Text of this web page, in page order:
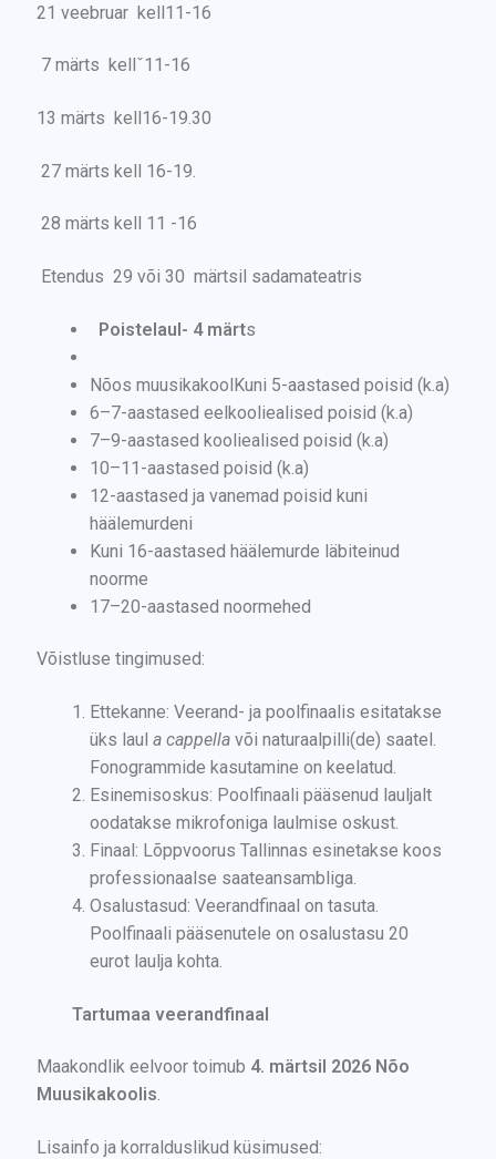
21 veebruar kell11-16
7 märts kellˇ11-16
13 märts kell16-19.30
27 märts kell 16-19.
28 märts kell 11 -16
Etendus 29 või 30 märtsil sadamateatris
Poistelaul- 4 märts
Nõos muusikakoolKuni 5-aastased poisid (k.a)
6–7-aastased eelkooliealised poisid (k.a)
7–9-aastased kooliealised poisid (k.a)
10–11-aastased poisid (k.a)
12-aastased ja vanemad poisid kuni
häälemurdeni
Kuni 16-aastased häälemurde läbiteinud
noorme
17–20-aastased noormehed
Võistluse tingimused:
Ettekanne: Veerand- ja poolfinaalis esitatakse
üks laul a cappellavõi naturaalpilli(de) saatel.
Fonogrammide kasutamine on keelatud.
Esinemisoskus: Poolfinaali pääsenud lauljalt
oodatakse mikrofoniga laulmise oskust.
Finaal: Lõppvoorus Tallinnas esinetakse koos
professionaalse saateansambliga.
Osalustasud: Veerandfinaal on tasuta.
Poolfinaali pääsenutele on osalustasu 20
eurot laulja kohta.
Tartumaa veerandfinaal
Maakondlik eelvoor toimub 4. märtsil 2026 Nõo
Muusikakoolis.
Lisainfo ja korralduslikud küsimused: